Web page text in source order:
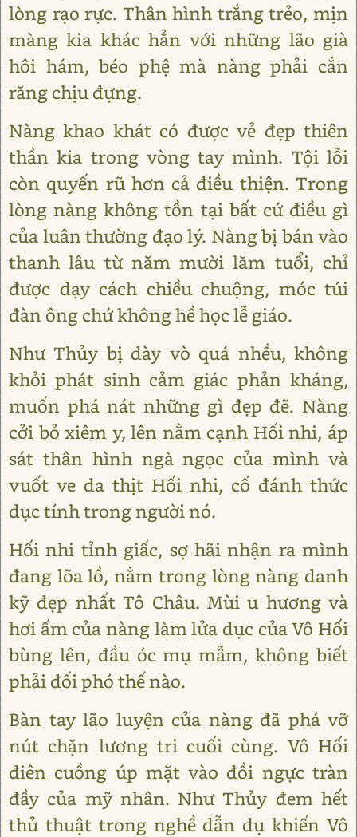
lòng rạo rực. Thân hình trắng trẻo, mịn
màng kia khác hẳn với những lão già
hôi hám, béo phệ mà nàng phải cắn
răng chịu đựng.
Nàng khao khát có được vẻ đẹp thiên
thần kia trong vòng tay mình. Tội lỗi
còn quyến rũ hơn cả điều thiện. Trong
lòng nàng không tồn tại bất cứ điều gì
của luân thường đạo lý. Nàng bị bán vào
thanh lâu từ năm mười lăm tuổi, chỉ
được dạy cách chiều chuộng, móc túi
đàn ông chứ không hề học lễ giáo.
Như Thủy bị dày vò quá nhều, không
khỏi phát sinh cảm giác phản kháng,
muốn phá nát những gì đẹp đẽ. Nàng
cởi bỏ xiêm y, lên nằm cạnh Hối nhi, áp
sát thân hình ngà ngọc của mình và
vuốt ve da thịt Hối nhi, cố đánh thức
dục tính trong người nó.
Hối nhi tỉnh giấc, sợ hãi nhận ra mình
đang lõa lồ, nằm trong lòng nàng danh
kỹ đẹp nhất Tô Châu. Mùi u hương và
hơi ấm của nàng làm lửa dục của Vô Hối
bùng lên, đầu óc mụ mẫm, không biết
phải đối phó thế nào.
Bàn tay lão luyện của nàng đã phá vỡ
nút chặn lương tri cuối cùng. Vô Hối
điên cuồng úp mặt vào đồi ngực tràn
đầy của mỹ nhân. Như Thủy đem hết
thủ thuật trong nghề dẫn dụ khiến Vô